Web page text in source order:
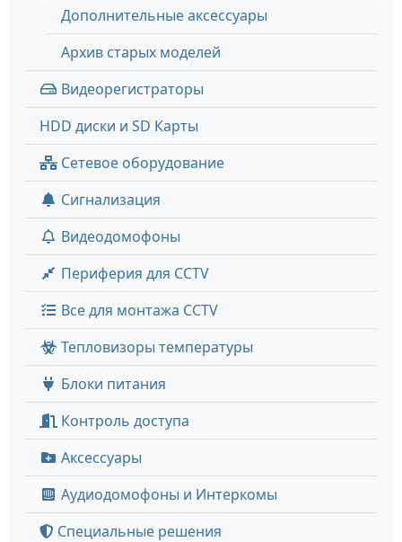
Дополнительные аксессуары
Архив старых моделей
Видеорегистраторы
HDD диски и SD Карты
Сетевое оборудование
Сигнализация
Видеодомофоны
Периферия для CCTV
Все для монтажа CCTV
Тепловизоры температуры
Блоки питания
Контроль доступа
Аксессуары
Аудиодомофоны и Интеркомы
Специальные решения